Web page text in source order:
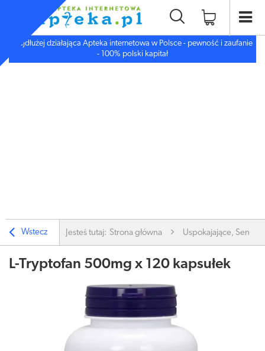
Najdłużej działająca Apteka internetowa w Polsce - pewność i zaufanie
- 100% polski kapitał
Wstecz Jesteś tutaj: Strona główna Uspokajające, Sen,
L-Tryptofan 500mg x 120 kapsułek